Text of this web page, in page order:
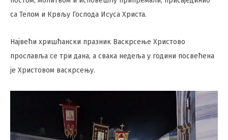
са Телом и Крвљу Господа Исуса Христа.
Највећи хришћански празник Васкрсење Христово
прославља се три дана, а свака недеља у години посвећена
је Христовом васкрсењу.